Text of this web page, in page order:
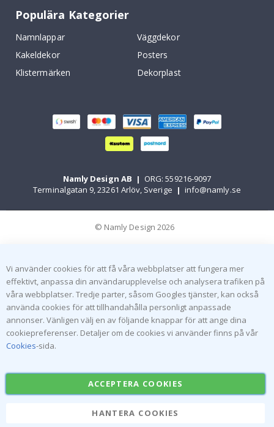
Populära Kategorier
Namnlappar
Väggdekor
Kakeldekor
Posters
Klistermärken
Dekorplast
Namly Design AB | ORG: 559216-9097
Terminalgatan 9, 23261 Arlöv, Sverige | info@namly.se
© Namly Design 2026
Vi använder cookies för att få våra webbplatser att fungera mer
effektivt, anpassa din användarupplevelse och analysera trafiken på
våra webbplatser. Tredje parter, såsom Googles tjänster, kan också
använda cookies för att tillhandahålla personligt anpassade
annonser. Vänligen välj en av följande knappar för att ange dina
cookiepreferenser. Detaljer om de cookies vi använder finns på vår
Cookies-sida.
ACCEPTERA COOKIES
HANTERA COOKIES